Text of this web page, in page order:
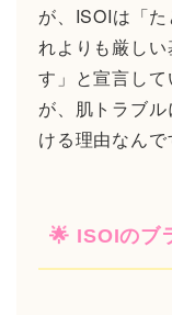
が、ISOIは「
れよりも厳し
す」と宣言し
が、肌トラブ
ける理由なん
🌟 ISOIのブ